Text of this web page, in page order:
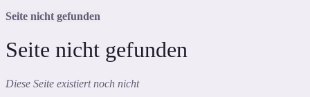
Seite nicht gefunden
Seite nicht gefunden
Diese Seite existiert noch nicht